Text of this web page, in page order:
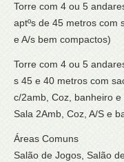
Torre com 4 ou 5
aptºs de 45 metros com
e A/s bem compactos)
Torre com 4 ou 5
s 45 e 40 metros com
c/2amb, Coz, banheiro
Sala 2Amb, Coz, A/S e
Áreas Comuns
Salão de Jogos, Salão